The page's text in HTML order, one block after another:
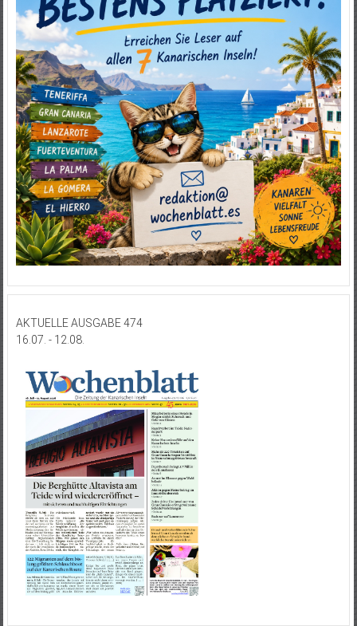
AKTUELLE AUSGABE 474
16.07. - 12.08.